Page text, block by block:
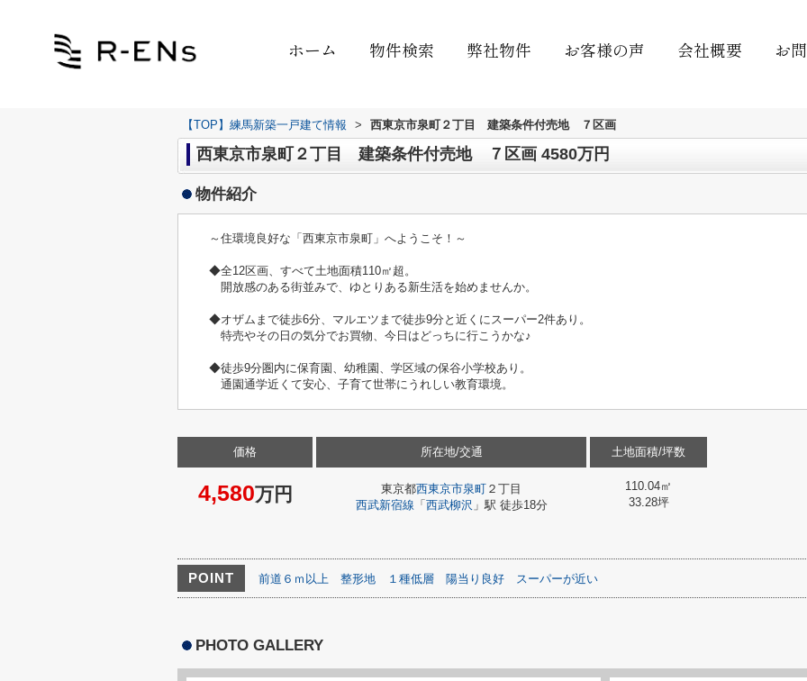
ホーム 物件検索 弊社物件 お客様の声 会社概要 お
【TOP】練馬新築一戸建て情報 > 西東京市泉町２丁目 建築条件付売地 ７区画
西東京市泉町２丁目 建築条件付売地 ７区画 4580万円
物件紹介
～住環境良好な「西東京市泉町」へようこそ！～
◆全12区画、すべて土地面積110㎡超。
開放感のある街並みで、ゆとりある新生活を始めませんか。
◆オザムまで徒歩6分、マルエツまで徒歩9分と近くにスーパー2件あり。
特売やその日の気分でお買物、今日はどっちに行こうかな♪
◆徒歩9分圏内に保育園、幼稚園、学区域の保谷小学校あり。
通園通学近くて安心、子育て世帯にうれしい教育環境。
価格
4,580万円
所在地/交通
東京都西東京市泉町 ２丁目
西武新宿線 「 西武柳沢 」駅 徒歩18分
土地面積/坪数
110.04㎡
33.28坪
POINT 前道６ｍ以上 整形地 １種低層 陽当り良好 スーパーが近い
PHOTO GALLERY